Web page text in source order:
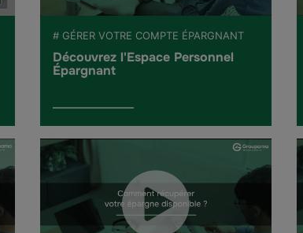
# GÉRER VOTRE COMPTE ÉPARGNANT
Découvrez l'Espace Personnel
Épargnant